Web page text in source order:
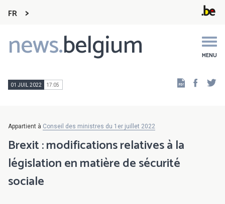
FR
news.belgium MENU
Main
navigation
01 JUIL 2022 17:05
Appartient à Conseil des ministres du 1er juillet 2022
Brexit : modifications relatives à la
législation en matière de sécurité
sociale